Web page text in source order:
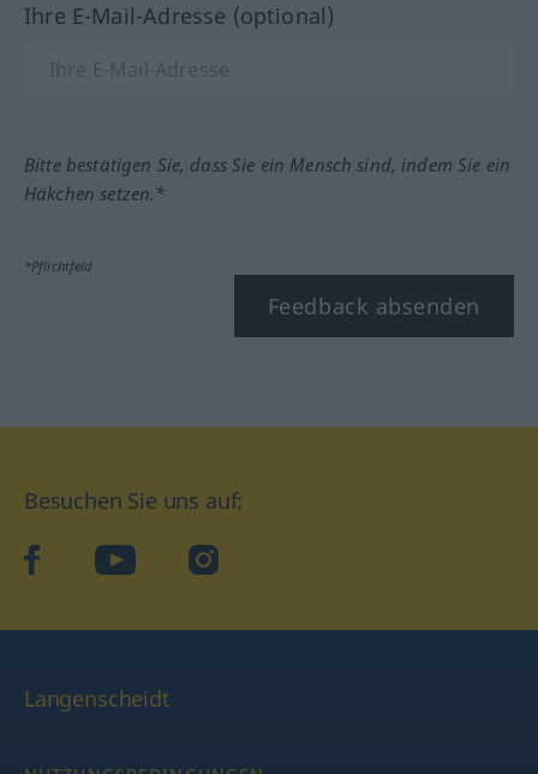
Ihre E-Mail-Adresse (optional)
Bitte bestätigen Sie, dass Sie ein Mensch sind, indem Sie ein
Häkchen setzen.*
*Pflichtfeld
Feedback absenden
Besuchen Sie uns auf:
facebookYouTube Instagram
Langenscheidt